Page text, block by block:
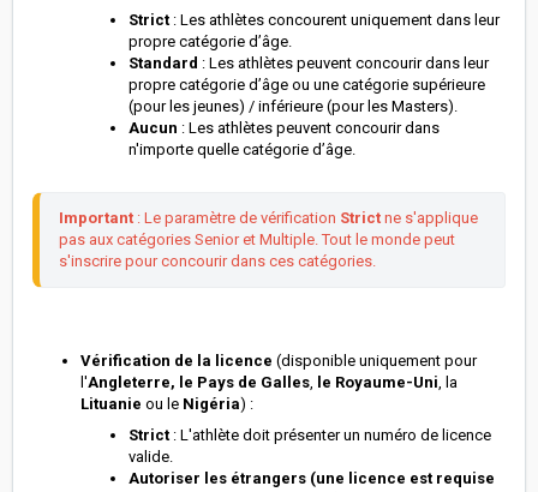
Strict : Les athlètes concourent uniquement dans leur
propre catégorie d’âge.
Standard : Les athlètes peuvent concourir dans leur
propre catégorie d’âge ou une catégorie supérieure
(pour les jeunes) / inférieure (pour les Masters).
Aucun : Les athlètes peuvent concourir dans
n'importe quelle catégorie d’âge.
Important : Le paramètre de vérification Strict ne s'applique
pas aux catégories Senior et Multiple. Tout le monde peut
s'inscrire pour concourir dans ces catégories.
Vérification de la licence (disponible uniquement pour
l'Angleterre, le Pays de Galles, le Royaume-Uni, la
Lituanie ou le Nigéria) :
Strict : L'athlète doit présenter un numéro de licence
valide.
Autoriser les étrangers (une licence est requise